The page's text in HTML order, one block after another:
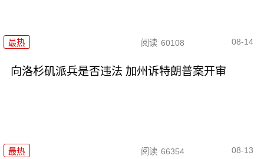
最热 阅读 60108 08-14
向洛杉矶派兵是否违法 加州诉特朗普案开审
最热 阅读 66354 08-13